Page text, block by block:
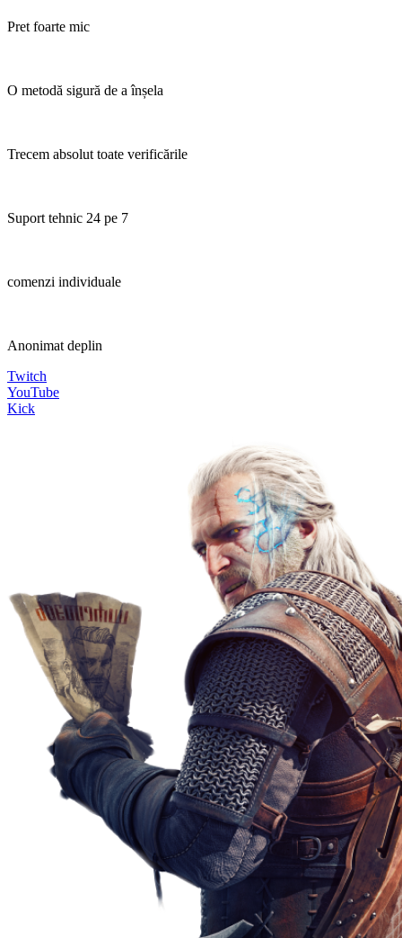
Pret foarte mic
O metodă sigură de a înșela
Trecem absolut toate verificările
Suport tehnic 24 pe 7
comenzi individuale
Anonimat deplin
Twitch
YouTube
Kick